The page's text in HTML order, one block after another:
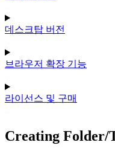
데스크탑 버전
브라우저 확장 기능
라이선스 및 구매
Creating Folder/